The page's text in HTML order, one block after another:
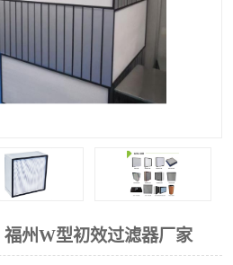
州W型初效过滤器厂家
食品饮料
光电车间